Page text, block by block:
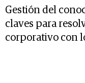
Gestión del
claves para
corporativo con